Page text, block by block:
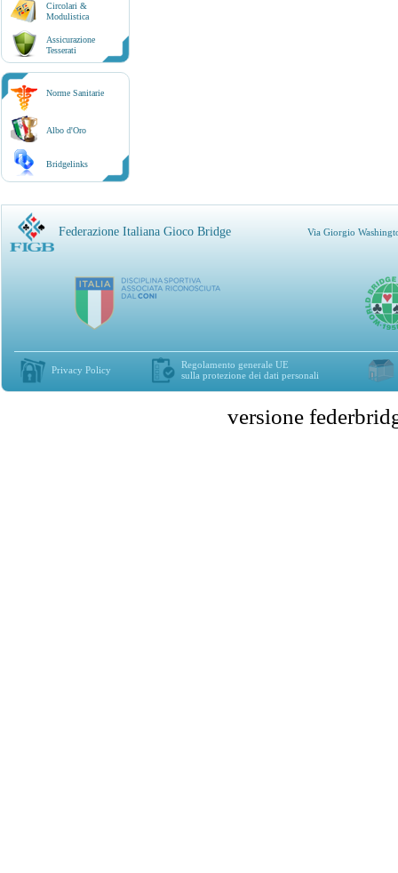
Circolari &
Modulistica
Assicurazione
Tesserati
Norme Sanitarie
Albo d'Oro
Bridgelinks
Federazione Italiana Gioco Bridge Via Giorgio
Privacy Policy
Regolamento generale UE
sulla protezione dei dati personali
versione